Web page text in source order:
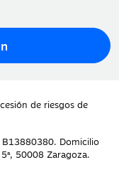
de riesgos de
B13880380. Domicilio
50008 Zaragoza.